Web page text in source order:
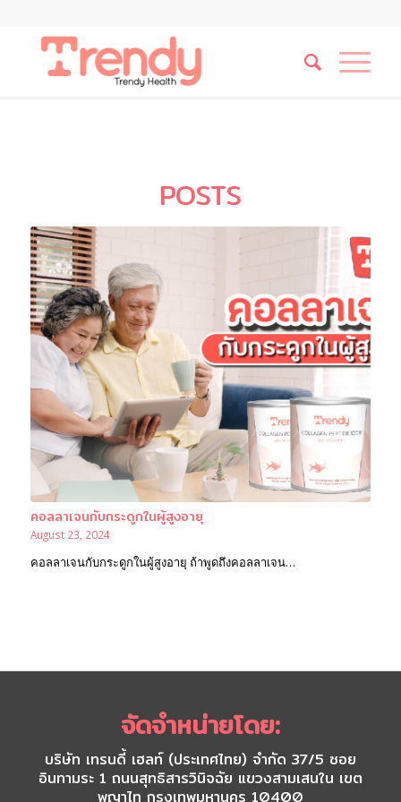
POSTS
คอลลาเจนกับกระดูกในผู้สูงอายุ
August 23, 2024
คอลลาเจนกับกระดูกในผู้สูงอายุ ถ้าพูดถึงคอลลาเจน…
จัดจำหน่ายโดย:
บริษัท เทรนดี้ เฮลท์ (ประเทศไทย) จำกัด 37/5 ซอย
อินทามระ 1 ถนนสุทธิสารวินิจฉัย แขวงสามเสนใน เขต
พญาไท กรุงเทพมหานคร 10400